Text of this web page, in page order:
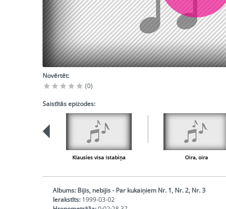
Novērtēt:
(0)
Saistītās epizodes:
Klausies visa istabiņa Oira, oira
Albums: Bijis, nebijis - Par kukaiņiem Nr. 1, Nr. 2, Nr. 3
Ierakstīts: 1999-03-02